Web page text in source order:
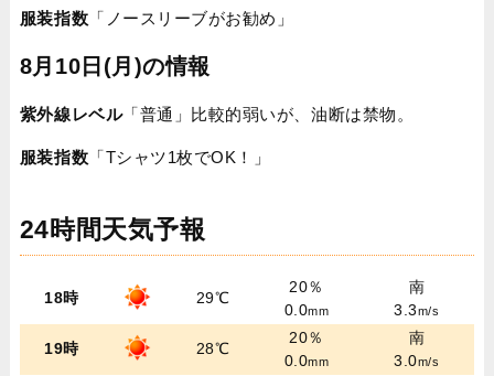
服装指数 「ノースリーブがお勧め」
8月10日(月)の情報
紫外線レベル「普通」比較的弱いが、油断は禁物。
服装指数 「Tシャツ1枚でOK！」
24時間天気予報
18時 29℃
20％
0.0mm
南
3.3m/s
19時 28℃
20％
0.0mm
南
3.0m/s